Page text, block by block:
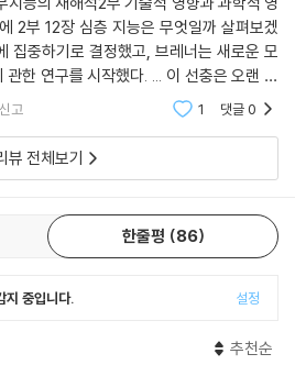
데이터도 의미가 없다는 뜻이다.
연구자들은 로직을 통해서 인공지능을 구
이들이 주류 학파의 위치를 점하고 있었
장을 내밀었다. 인공지능을 현실화시키기
하는 방식을 이해해야 하는데, 인간은 로직
이었다. 이는 인공지능을 신경과학과 떼놓
자들이 개발한 AI의 새로운 버전은 로직 대
이었다. 딥러닝은 아기가 세상을 경험하는
통해 학습한다. 그렇게 새로운 눈으로 출
는 데 필요한 기술을 하나씩 습득해나가는
이터에서 정보를 추출해 그런 정보로 지
2부 12장 심층 지능은 무엇일까 살펴보겠
중하기로 결정했고, 브레너는 새로운 모
한 연구를 시작했다. ... 이 선충은 오랜 기
적함으로써 배아 상태에서 출발한 생명체
신고 1 댓글0
뷰 전체보기
한줄평 86
지 중입니다. 설정
추천순